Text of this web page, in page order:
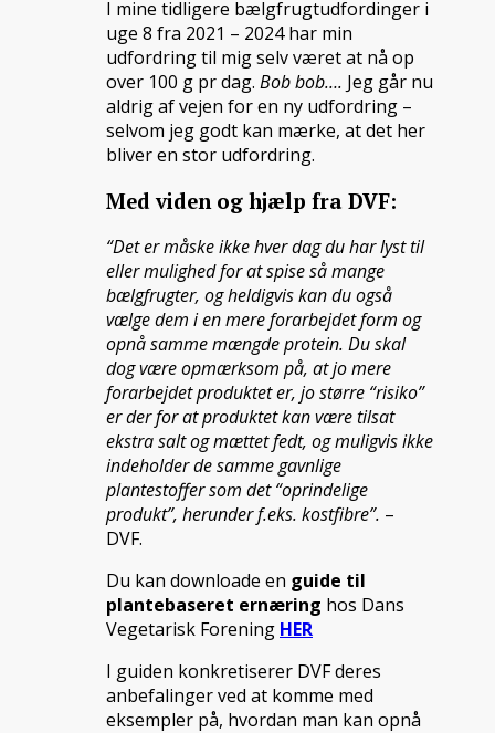
I mine tidligere bælgfrugtudfordinger i
uge 8 fra 2021 – 2024 har min
udfordring til mig selv været at nå op
over 100 g pr dag. Bob bob…. Jeg går nu
aldrig af vejen for en ny udfordring –
selvom jeg godt kan mærke, at det her
bliver en stor udfordring.
Med viden og hjælp fra DVF:
“Det er måske ikke hver dag du har lyst til
eller mulighed for at spise så mange
bælgfrugter, og heldigvis kan du også
vælge dem i en mere forarbejdet form og
opnå samme mængde protein. Du skal
dog være opmærksom på, at jo mere
forarbejdet produktet er, jo større “risiko”
er der for at produktet kan være tilsat
ekstra salt og mættet fedt, og muligvis ikke
indeholder de samme gavnlige
plantestoffer som det “oprindelige
produkt”, herunder f.eks. kostfibre”. –
DVF.
Du kan downloade en guide til
plantebaseret ernæring hos Dans
Vegetarisk Forening HER
I guiden konkretiserer DVF deres
anbefalinger ved at komme med
eksempler på, hvordan man kan opnå